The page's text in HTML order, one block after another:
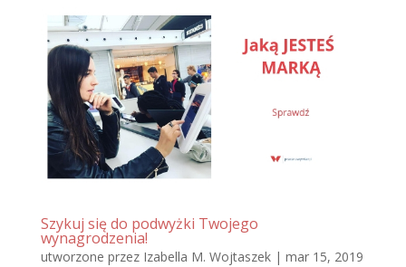
Szykuj się do podwyżki Twojego
wynagrodzenia!
utworzone przez Izabella M. Wojtaszek| mar 15, 2019